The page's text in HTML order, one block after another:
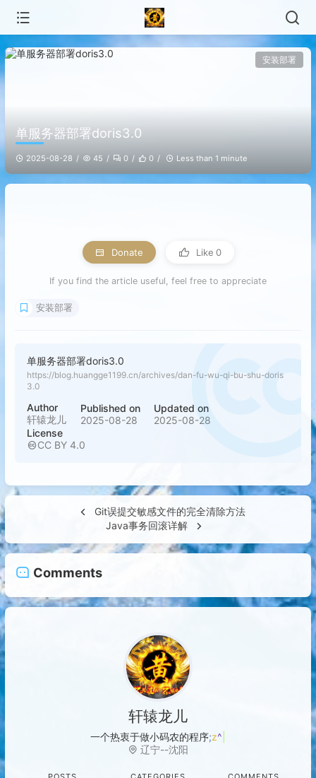
安装部署
单服务器部署doris3.0
2025-08-28 45 0 0 Less than 1 minute
Donate Like 0
If you find the article useful, feel free to appreciate
安装部署
单服务器部署doris3.0
https://blog.huangge1199.cn/archives/dan-fu-wu-qi-bu-shu-doris
3.0
Author
轩辕龙儿
Published on
2025-08-28
Updated on
2025-08-28
License
CC BY 4.0
Git误提交敏感文件的完全清除方法
Java事务回滚详解
Comments
轩辕龙儿
一个热衷于做小码农VjSQ~
辽宁--沈阳